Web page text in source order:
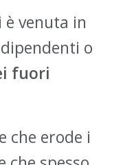
è venuta in
o
fuori
che erode i